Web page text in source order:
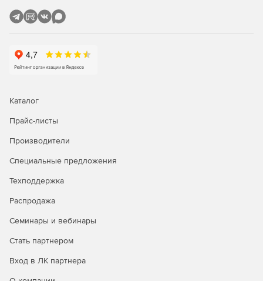
Каталог
Прайс-листы
Производители
Специальные предложения
Техподдержка
Распродажа
Семинары и вебинары
Стать партнером
Вход в ЛК партнера